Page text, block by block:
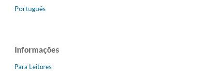
Português
Informações
Para Leitores